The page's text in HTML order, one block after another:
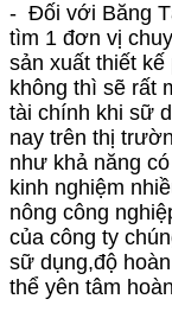
- Đối với Băng
tìm 1 đơn vị
sản xuất thiết
không thì sẽ rất
tài chính khi sữ
nay trên thị
như khả năng
kinh nghiệm
nông công
của công ty
sữ dụng,độ
thể yên tâm